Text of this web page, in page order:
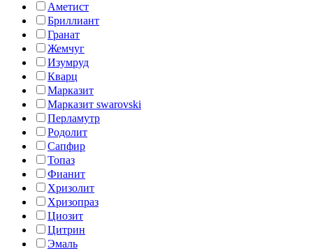
Аметист
Бриллиант
Гранат
Жемчуг
Изумруд
Кварц
Марказит
Марказит swarovski
Перламутр
Родолит
Сапфир
Топаз
Фианит
Хризолит
Хризопраз
Циозит
Цитрин
Эмаль